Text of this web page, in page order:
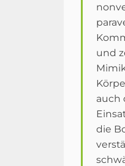
und
auch
die